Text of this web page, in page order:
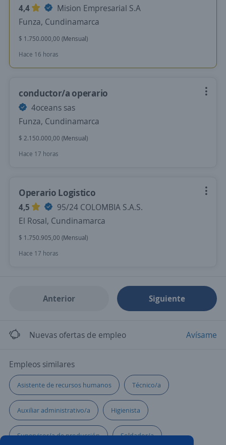
4,4
Mision Empresarial S.A
Funza, Cundinamarca
$ 1.750.000,00 (Mensual)
Hace 16 horas
conductor/a operario
4oceans sas
Funza, Cundinamarca
$ 2.150.000,00 (Mensual)
Hace 17 horas
Operario Logistico
4,5
95/24 COLOMBIA S.A.S.
El Rosal, Cundinamarca
$ 1.750.905,00 (Mensual)
Hace 17 horas
Anterior Siguiente
Nuevas ofertas de empleo Avísame
Empleos similares
Asistente de recursos humanos Técnico/a
Auxiliar administrativo/a Higienista
Supervisor/a de producción Soldador/a